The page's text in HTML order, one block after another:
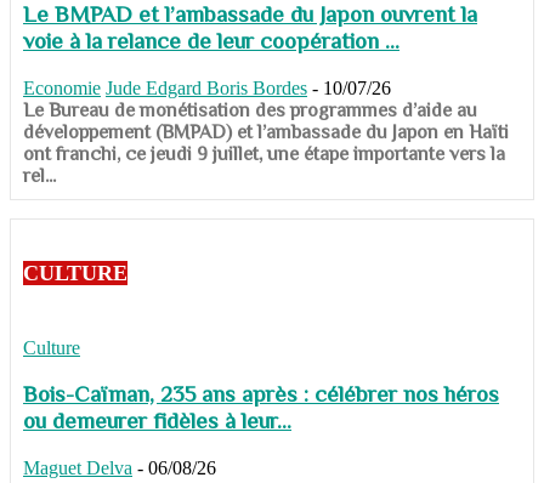
Le BMPAD et l’ambassade du Japon ouvrent la
voie à la relance de leur coopération ...
Economie Jude Edgard Boris Bordes - 10/07/26
​​​​​​​Le Bureau de monétisation des programmes d’aide au
développement (BMPAD) et l’ambassade du Japon en Haïti
ont franchi, ce jeudi 9 juillet, une étape importante vers la
rel...
CULTURE
Culture
Bois-Caïman, 235 ans après : célébrer nos héros
ou demeurer fidèles à leur...
Maguet Delva - 06/08/26